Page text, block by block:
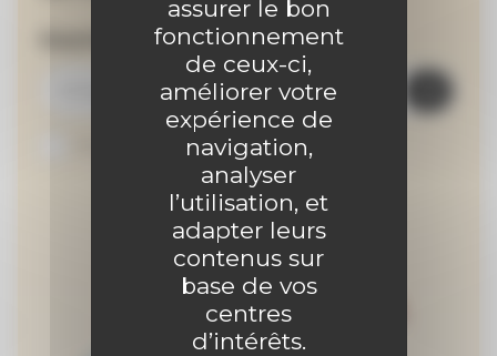
assurer le bon
fonctionnement
de ceux-ci,
améliorer votre
expérience de
navigation,
analyser
l’utilisation, et
adapter leurs
contenus sur
base de vos
centres
d’intérêts.
Inscrivez-vous à la newsletter
Je suis abonné au site